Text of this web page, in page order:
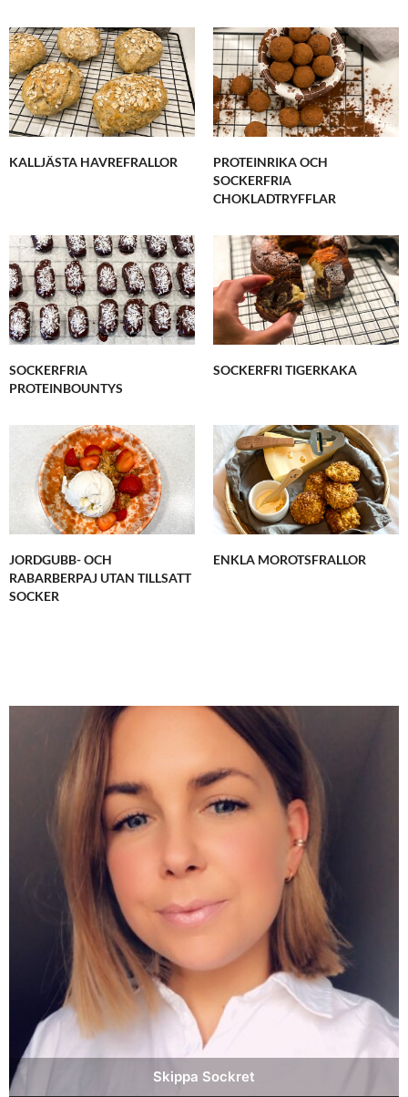
KALLJÄSTA HAVREFRALLOR
PROTEINRIKA OCH
SOCKERFRIA
CHOKLADTRYFFLAR
SOCKERFRIA
PROTEINBOUNTYS
SOCKERFRI TIGERKAKA
JORDGUBB- OCH
RABARBERPAJ UTAN TILLSATT
SOCKER
ENKLA MOROTSFRALLOR
Skippa Sockret